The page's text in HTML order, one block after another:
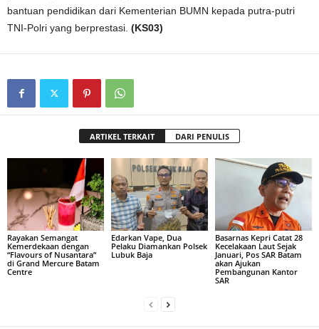
bantuan pendidikan dari Kementerian BUMN kepada putra-putri
TNI-Polri yang berprestasi. (KS03)
ARTIKEL TERKAIT DARI PENULIS
Rayakan Semangat
Kemerdekaan dengan
“Flavours of Nusantara”
di Grand Mercure Batam
Centre
Edarkan Vape, Dua
Pelaku Diamankan Polsek
Lubuk Baja
Basarnas Kepri Catat 28
Kecelakaan Laut Sejak
Januari, Pos SAR Batam
akan Ajukan
Pembangunan Kantor
SAR